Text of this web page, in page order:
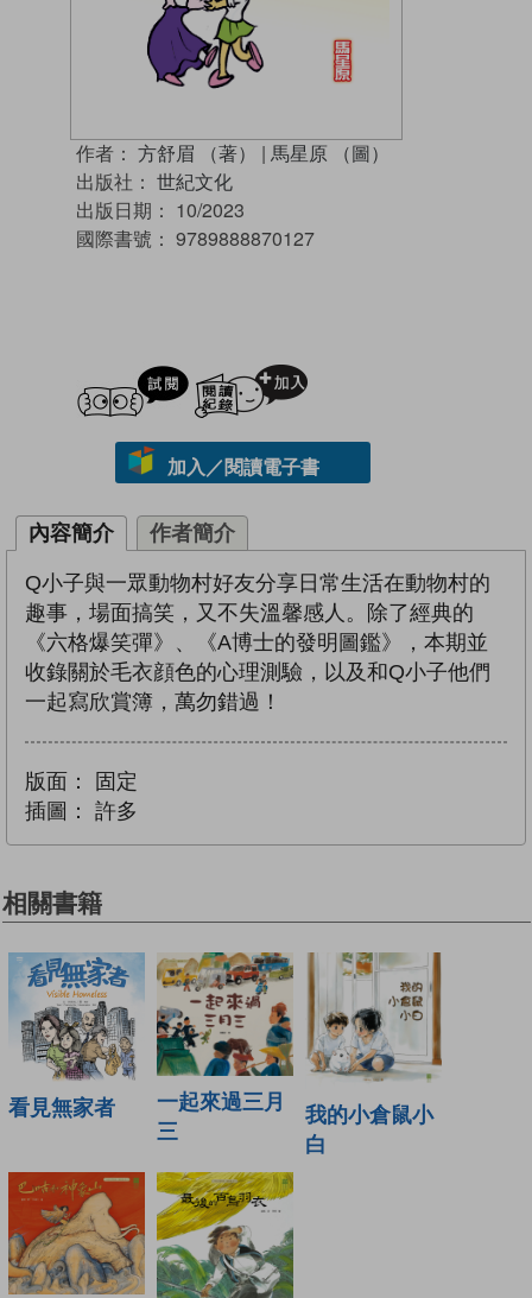
作者： 方舒眉 （著） | 馬星原 （圖）
出版社： 世紀文化
出版日期： 10/2023
國際書號： 9789888870127
試閲
加入／閱讀電子書
內容簡介 作者簡介
Q小子與一眾動物村好友分享日常生活在動物村的
趣事，場面搞笑，又不失溫馨感人。除了經典的
《六格爆笑彈》、《A博士的發明圖鑑》，本期並
收錄關於毛衣顔色的心理測驗，以及和Q小子他們
一起寫欣賞簿，萬勿錯過！
版面：
固定
插圖：
許多
相關書籍
看見無家者
一起來過三月
三
我的小倉鼠小
白